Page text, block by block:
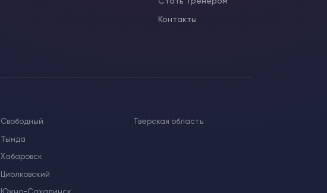
Контакты
Свободный
Тында
Хабаровск
Циолковский
Тверская область